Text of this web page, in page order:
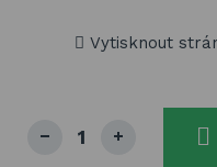
Vytisknout